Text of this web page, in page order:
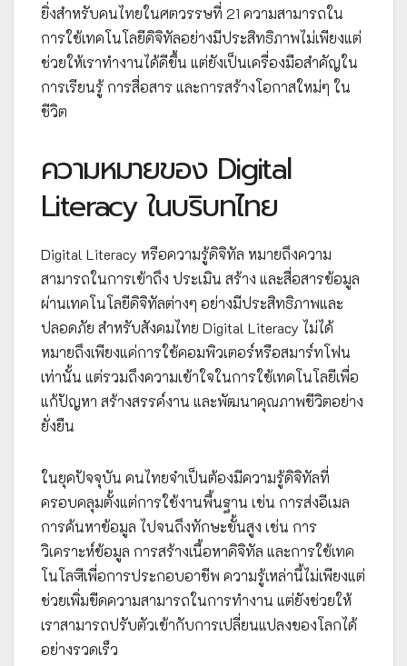
ยิ่งสำหรับคนไทยในศตวรรษที่ 21 ความสามารถใน
การใช้เทคโนโลยีดิจิทัลอย่างมีประสิทธิภาพไม่เพียงแต่
ช่วยให้เราทำงานได้ดีขึ้น แต่ยังเป็นเครื่องมือสำคัญใน
การเรียนรู้ การสื่อสาร และการสร้างโอกาสใหม่ๆ ใน
ชีวิต
ความหมายของ Digital
Literacy ในบริบทไทย
Digital Literacy หรือความรู้ดิจิทัล หมายถึงความ
สามารถในการเข้าถึง ประเมิน สร้าง และสื่อสารข้อมูล
ผ่านเทคโนโลยีดิจิทัลต่างๆ อย่างมีประสิทธิภาพและ
ปลอดภัย สำหรับสังคมไทย Digital Literacy ไม่ได้
หมายถึงเพียงแค่การใช้คอมพิวเตอร์หรือสมาร์ทโฟน
เท่านั้น แต่รวมถึงความเข้าใจในการใช้เทคโนโลยีเพื่อ
แก้ปัญหา สร้างสรรค์งาน และพัฒนาคุณภาพชีวิตอย่าง
ยั่งยืน
ในยุคปัจจุบัน คนไทยจำเป็นต้องมีความรู้ดิจิทัลที่
ครอบคลุมตั้งแต่การใช้งานพื้นฐาน เช่น การส่งอีเมล
การค้นหาข้อมูล ไปจนถึงทักษะขั้นสูง เช่น การ
วิเคราะห์ข้อมูล การสร้างเนื้อหาดิจิทัล และการใช้เทค
โนโลजีเพื่อการประกอบอาชีพ ความรู้เหล่านี้ไม่เพียงแต่
ช่วยเพิ่มขีดความสามารถในการทำงาน แต่ยังช่วยให้
เราสามารถปรับตัวเข้ากับการเปลี่ยนแปลงของโลกได้
อย่างรวดเร็ว